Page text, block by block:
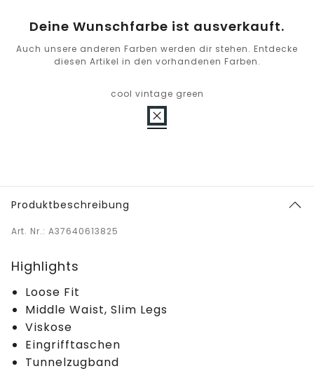
Deine Wunschfarbe ist ausverkauft.
Auch unsere anderen Farben werden dir stehen. Entdecke
diesen Artikel in den vorhandenen Farben.
cool vintage green
Produktbeschreibung
Art. Nr.: A37640613825
Highlights
Loose Fit
Middle Waist, Slim Legs
Viskose
Eingrifftaschen
Tunnelzugband